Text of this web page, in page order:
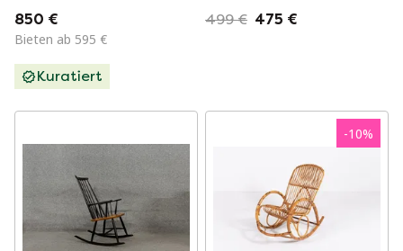
1960er Jahre
850 €
Bieten ab 595 €
Kuratiert
499 € 475 €
-10%